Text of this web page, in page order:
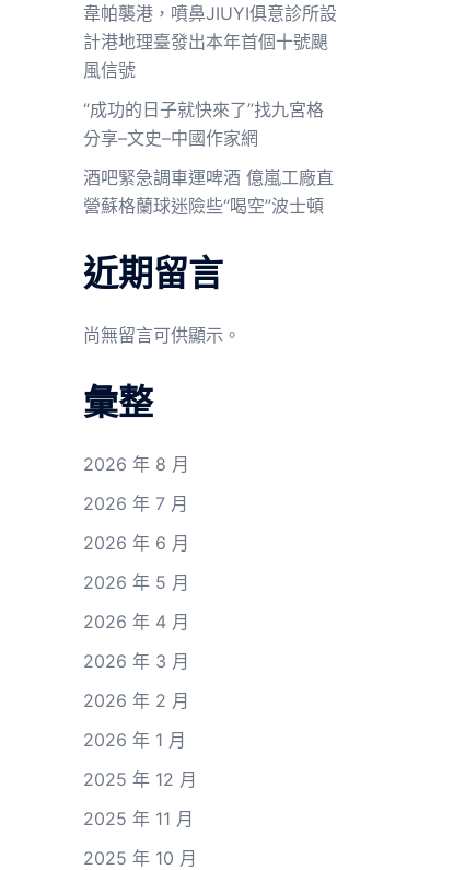
韋帕襲港，噴鼻JIUYI俱意診所設
計港地理臺發出本年首個十號颶
風信號
“成功的日子就快來了”找九宮格
分享–文史–中國作家網
酒吧緊急調車運啤酒 億嵐工廠直
營蘇格蘭球迷險些“喝空”波士頓
近期留言
尚無留言可供顯示。
彙整
2026 年 8 月
2026 年 7 月
2026 年 6 月
2026 年 5 月
2026 年 4 月
2026 年 3 月
2026 年 2 月
2026 年 1 月
2025 年 12 月
2025 年 11 月
2025 年 10 月